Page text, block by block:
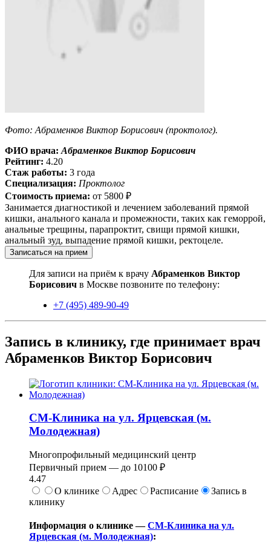
Фото: Абраменков Виктор Борисович (проктолог).
ФИО врача: Абраменков Виктор Борисович
Рейтинг: 4.20
Стаж работы: 3 года
Специализация: Проктолог
Стоимость приема: от 5800 ₽
Занимается диагностикой и лечением заболеваний прямой
кишки, анального канала и промежности, таких как геморрой,
анальные трещины, парапроктит, свищи прямой кишки,
анальный зуд, выпадение прямой кишки, ректоцеле.
Записаться на прием
Для записи на приём к врачу Абраменков Виктор
Борисович в Москве позвоните по телефону:
+7 (495) 489-90-49
Запись в клинику, где принимает врач
Абраменков Виктор Борисович
СМ-Клиника на ул. Ярцевская (м.
Молодежная)
Многопрофильный медицинский центр
Первичный прием — до 10100 ₽
4.47
О клинике
Адрес Расписание
Запись в
клинику
Информация о клинике —СМ-Клиника на ул.
Ярцевская (м. Молодежная):